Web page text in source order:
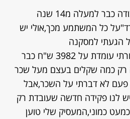
אני עובדת במקום עבודה כבר למעלה מ14 שנה
כל המשתמע מכך,אולי יש
הגעתי למסקנה
שאני"פראירית" ומשכורתי עומדת על 3982 ש"ח כבר
רק כמה שקלים בעצם מעל שכר
פעם לא דברתי על השכר,אבל
לנו פקידה חדשה שעובדת רק
כמוני,המעסיק שלי טוען